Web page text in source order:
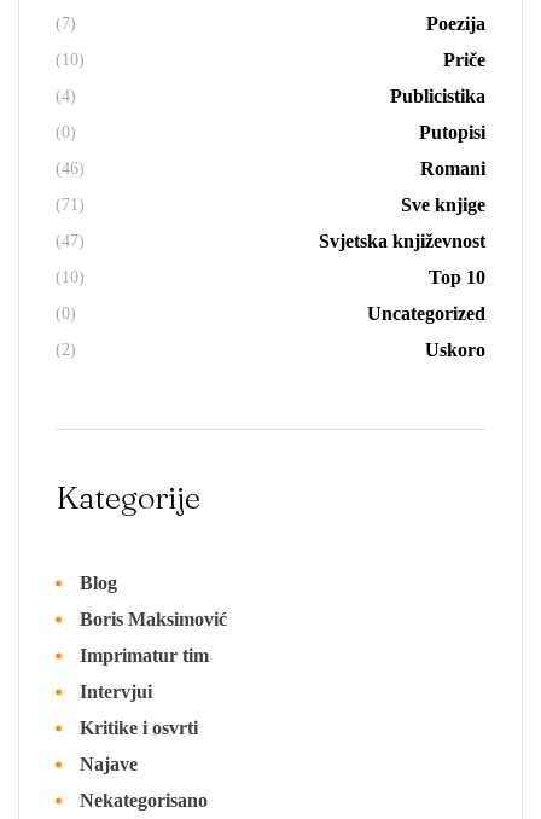
Poezija
(7)
Priče
(10)
Publicistika
(4)
Putopisi
(0)
Romani
(46)
Sve knjige
(71)
Svjetska književnost
(47)
Top 10
(10)
Uncategorized
(0)
Uskoro
(2)
Kategorije
Blog
Boris Maksimović
Imprimatur tim
Intervjui
Kritike i osvrti
Najave
Nekategorisano